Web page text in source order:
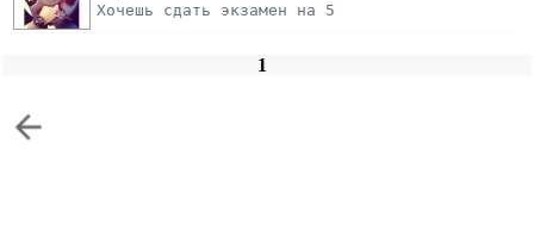
Хочешь сдать экзамен на 5
1